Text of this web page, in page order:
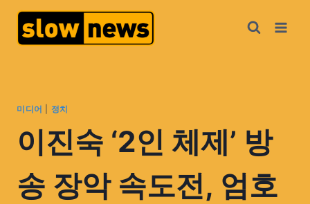
미디어 정치
이진숙 ‘2인 체제’ 방
송 장악 속도전, 엄호